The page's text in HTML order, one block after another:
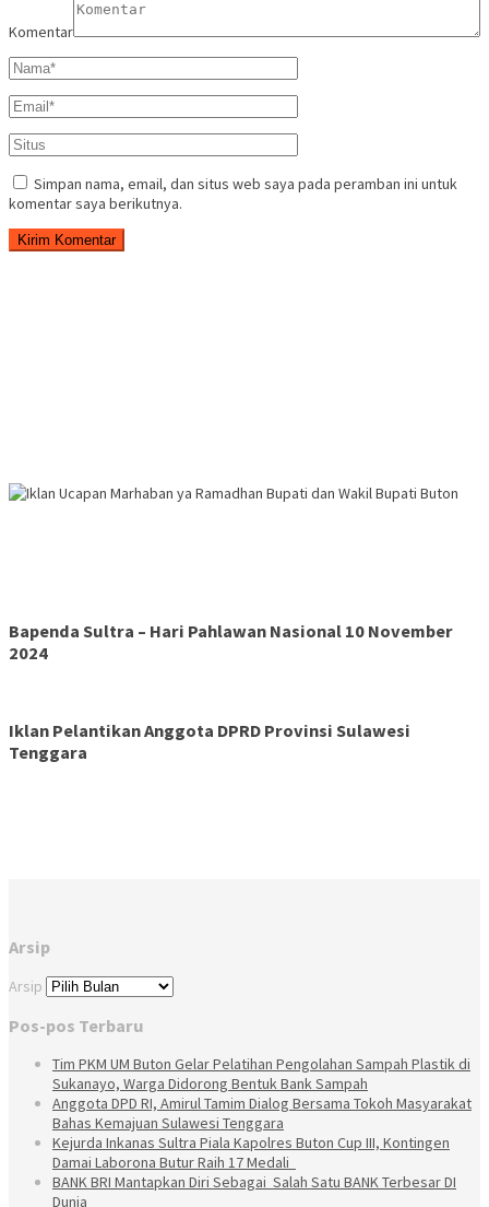
Komentar
Simpan nama, email, dan situs web saya pada peramban ini untuk
komentar saya berikutnya.
Bapenda Sultra – Hari Pahlawan Nasional 10 November
2024
Iklan Pelantikan Anggota DPRD Provinsi Sulawesi
Tenggara
Arsip
Arsip
Pos-pos Terbaru
Tim PKM UM Buton Gelar Pelatihan Pengolahan Sampah Plastik di
Sukanayo, Warga Didorong Bentuk Bank Sampah
Anggota DPD RI, Amirul Tamim Dialog Bersama Tokoh Masyarakat
Bahas Kemajuan Sulawesi Tenggara
Kejurda Inkanas Sultra Piala Kapolres Buton Cup III, Kontingen
Damai Laborona Butur Raih 17 Medali
BANK BRI Mantapkan Diri Sebagai Salah Satu BANK Terbesar DI
Dunia